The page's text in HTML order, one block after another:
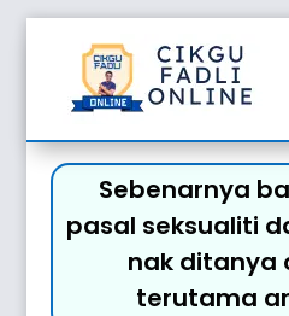
Sebenarnya
pasal seksualiti
nak ditanya
terutama